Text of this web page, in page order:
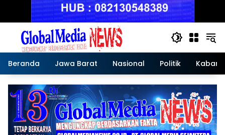
Beranda Jawa Barat Nasional Politik Kabar